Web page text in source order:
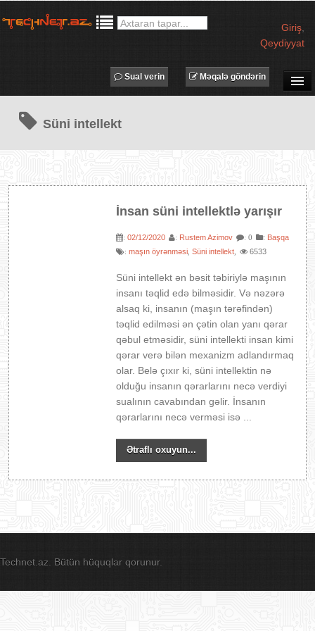
Giriş
Qeydiyyat
MƏQALƏLƏR
PROQRAMLAR
AVADANLIQLAR
Məqalə göndərin
Sual verin
Süni intellekt
İnsan süni intellektlə yarışır
:02/12/2020 : Rustem Azimov : 0 : Başqa
:maşın öyrənməsi ,Süni intellekt 6533
Süni intellekt ən bəsit təbiriylə maşının
insanı təqlid edə bilməsidir. Və nəzərə
alsaq ki, insanın (maşın tərəfindən)
təqlid edilməsi ən çətin olan yanı qərar
qəbul etməsidir, süni intellekti insan kimi
qərar verə bilən mexanizm adlandırmaq
olar. Belə çıxır ki, süni intellektin nə
olduğu insanın qərarlarını necə verdiyi
sualının cavabından gəlir. İnsanın
qərarlarını necə verməsi isə ...
Ətraflı oxuyun...
Technet.az. Bütün hüquqlar qorunur.